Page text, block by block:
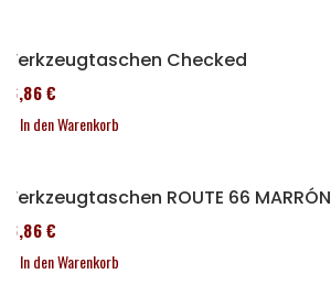
Werkzeugtaschen Checked
76,86 €
In den Warenkorb
Werkzeugtaschen ROUTE 66 MARRÓN
76,86 €
In den Warenkorb